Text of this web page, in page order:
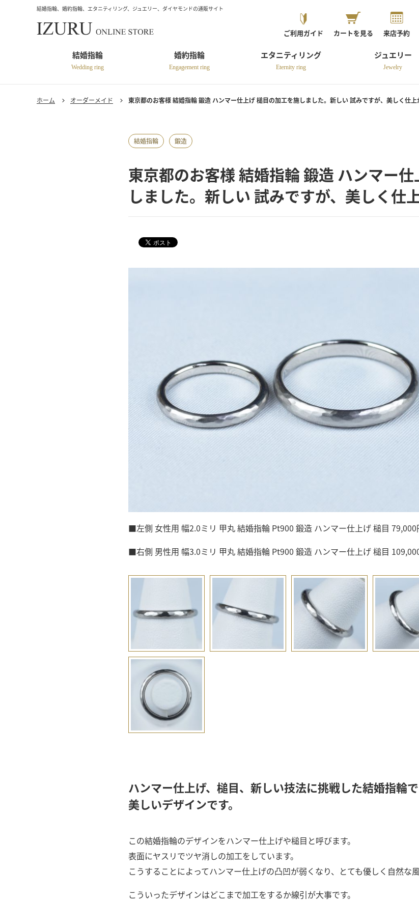
結婚指輪、婚約指輪、エタニティリング、ジュエリー、ダイヤモンドの通販サイト
ご利用ガイド カートを見る 来店予約
結婚指輪
Wedding ring
婚約指輪
Engagement ring
エタニティリング
Eternity ring
ジュエリー
Jewelry
ホーム オーダーメイド 東京都のお客様 結婚指輪 鍛造 ハンマー仕上げ 槌目の加工を施しました。新しい 試みですが、美しく仕上
結婚指輪 鍛造
東京都のお客様 結婚指輪 鍛造 ハンマー
しました。新しい 試みですが、美しく仕
■左側 女性用 幅2.0ミリ 甲丸 結婚指輪 Pt900 鍛造 ハンマー仕上げ 槌目 79,000
■右側 男性用 幅3.0ミリ 甲丸 結婚指輪 Pt900 鍛造 ハンマー仕上げ 槌目
ハンマー仕上げ、槌目、新しい技法に挑戦した結婚指輪
美しいデザインです。
この結婚指輪のデザインをハンマー仕上げや槌目と呼びます。
表面にヤスリでツヤ消しの加工をしています。
こうすることによってハンマー仕上げの凸凹が弱くなり、とても優しく自然な
こういったデザインはどこまで加工をするか線引が大事です。